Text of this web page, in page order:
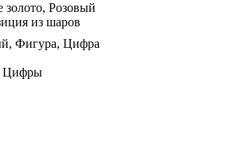
золото, Розовый
из шаров
Фигура, Цифра
Цифры